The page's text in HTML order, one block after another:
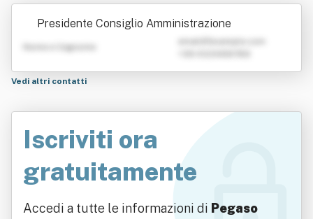
va Sociale
Presidente Consiglio Amministrazione
Nome e Cognome
Vedi altri contatti
Iscriviti ora
gratuitamente
Accedi a tutte le informazioni di Pegaso